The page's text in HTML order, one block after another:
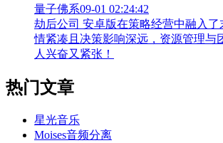
量子佛系09-01 02:24:42
劫后公司 安卓版在策略经营中融入了
情紧凑且决策影响深远，资源管理与
人兴奋又紧张！
热门文章
星光音乐
Moises音频分离